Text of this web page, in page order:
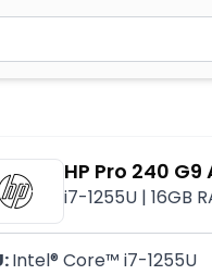
üçün Enter
HP Pro 240
i7-1255U | 16GB
Intel® Core™ i7-1255U